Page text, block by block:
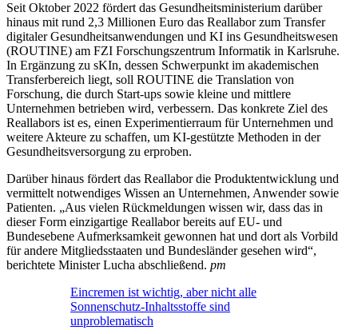
Seit Oktober 2022 fördert das Gesundheitsministerium darüber
hinaus mit rund 2,3 Millionen Euro das Reallabor zum Transfer
digitaler Gesundheitsanwendungen und KI ins Gesundheitswesen
(ROUTINE) am FZI Forschungszentrum Informatik in Karlsruhe.
In Ergänzung zu sKIn, dessen Schwerpunkt im akademischen
Transferbereich liegt, soll ROUTINE die Translation von
Forschung, die durch Start-ups sowie kleine und mittlere
Unternehmen betrieben wird, verbessern. Das konkrete Ziel des
Reallabors ist es, einen Experimentierraum für Unternehmen und
weitere Akteure zu schaffen, um KI-gestützte Methoden in der
Gesundheitsversorgung zu erproben.
Darüber hinaus fördert das Reallabor die Produktentwicklung und
vermittelt notwendiges Wissen an Unternehmen, Anwender sowie
Patienten. „Aus vielen Rückmeldungen wissen wir, dass das in
dieser Form einzigartige Reallabor bereits auf EU- und
Bundesebene Aufmerksamkeit gewonnen hat und dort als Vorbild
für andere Mitgliedsstaaten und Bundesländer gesehen wird“,
berichtete Minister Lucha abschließend. pm
Eincremen ist wichtig, aber nicht alle
Sonnenschutz-Inhaltsstoffe sind
unproblematisch